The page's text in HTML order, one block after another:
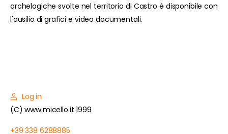
archelogiche svolte nel territorio di Castro è disponibile con
l'ausilio di grafici e video documentali.
Log in
(C) www.micello.it 1999
+39 338 6288885